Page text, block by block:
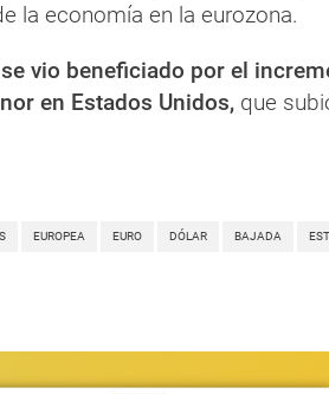
la economía en la eurozona.
vio beneficiado por el
en Estados Unidos, que
EUROPEA EURO DÓLAR BAJADA